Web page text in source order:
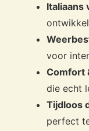
Italiaans
voor
Comfort
die echt
Tijdloos
perfect